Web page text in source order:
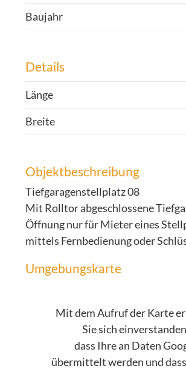
Bau­jahr
Details
Länge
Breite
Objektbeschreibung
Tiefgaragenstellplatz 08
Mit Rolltor abgeschlossene
Öffnung nur für Mieter eines
mittels Fernbedienung oder
Umgebungskarte
Mit dem Aufruf der Karte
Sie sich
dass Ihre an Daten
übermittelt werden und